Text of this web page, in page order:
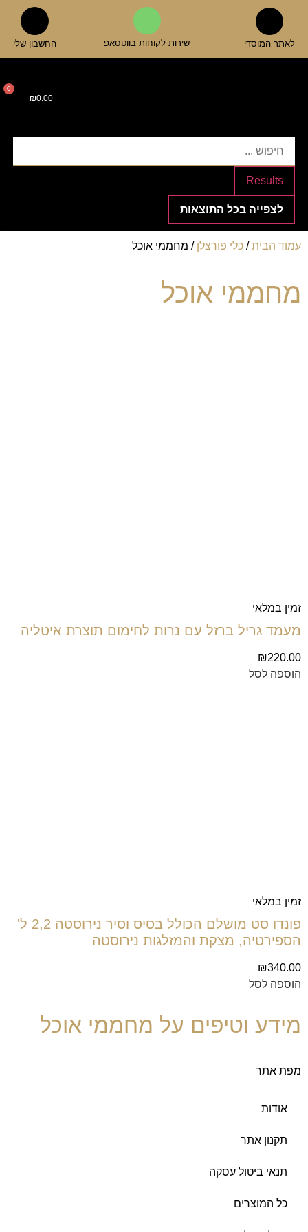
לאתר המוסדי שירות לקוחות בווטסאפ החשבון שלי
₪0.00
0
Results
לצפייה בכל התוצאות
עמוד הבית/ כלי פורצלן / מחממי אוכל
מחממי אוכל
זמין במלאי
מעמד גריל ברזל עם נרות לחימום תוצרת איטליה
₪220.00
הוספה לסל
זמין במלאי
פונדו סט מושלם הכולל בסיס וסיר נירוסטה 2,2 ל'
הספירטיה, מצקת והמזלגות נירוסטה
₪340.00
הוספה לסל
מידע וטיפים על מחממי אוכל
מפת אתר
אודות
תקנון אתר
תנאי ביטול עסקה
כל המוצרים